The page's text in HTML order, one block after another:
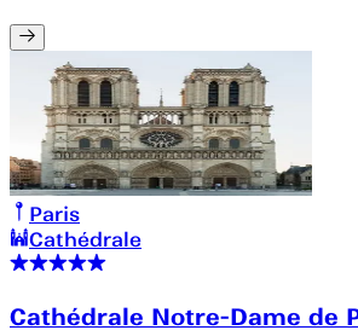
Paris
Cathédrale
Cathédrale Notre-Dame de